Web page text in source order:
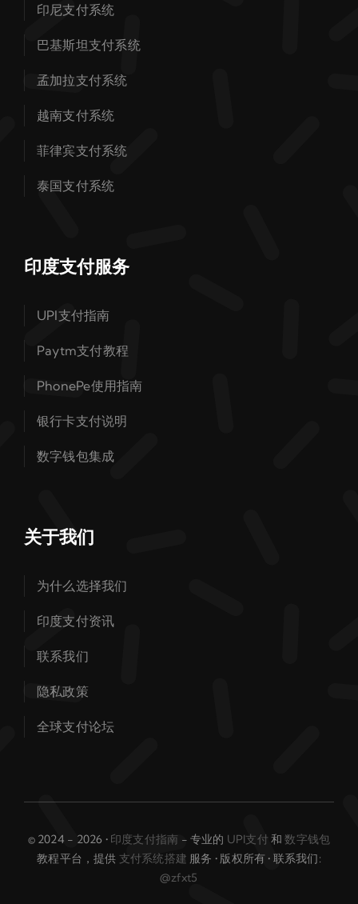
印尼支付系统
巴基斯坦支付系统
孟加拉支付系统
越南支付系统
菲律宾支付系统
泰国支付系统
印度支付服务
UPI支付指南
Paytm支付教程
PhonePe使用指南
银行卡支付说明
数字钱包集成
关于我们
为什么选择我们
印度支付资讯
联系我们
隐私政策
全球支付论坛
© 2024 - 2026 • 印度支付指南 - 专业的 UPI支付 和数字钱包
教程平台，提供 支付系统搭建 服务 • 版权所有 • 联系我们:
@zfxt5